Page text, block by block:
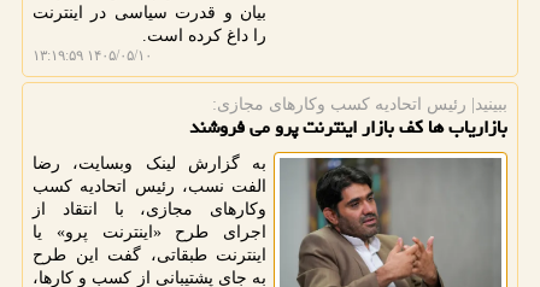
بیان و قدرت سیاسی در اینترنت
را داغ کرده است.
۱۴۰۵/۰۵/۱۰ ۱۳:۱۹:۵۹
ببینید| رئیس اتحادیه كسب وكارهای مجازی:
بازاریاب ها کف بازار اینترنت پرو می فروشند
به گزارش لینک وبسایت، رضا
الفت نسب، رئیس اتحادیه کسب
وکارهای مجازی، با انتقاد از
اجرای طرح «اینترنت پرو» یا
اینترنت طبقاتی، گفت این طرح
به جای پشتیبانی از کسب و کارها،